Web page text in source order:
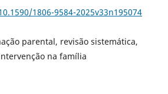
1806-9584-2025v33n195074
parental, revisão sistemática,
na família